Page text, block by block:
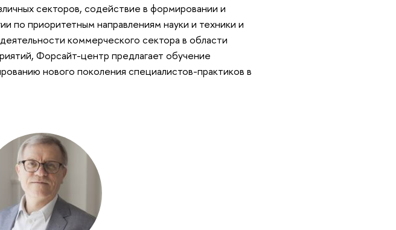
секторов, содействие в формировании и
по приоритетным направлениям науки и техники и
коммерческого сектора в области
Форсайт-центр предлагает обучение
нового поколения специалистов-практиков в